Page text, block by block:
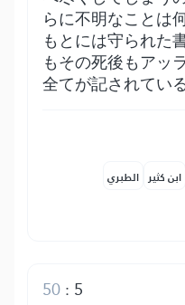
らに不明なことは
もとには守られた
もその死後もアッ
全てが記されてい
ابن كثير الطبري
5
:
50